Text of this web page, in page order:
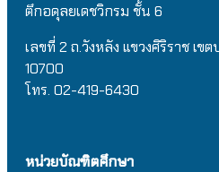
ตึกอดุลยเดชวิกรม ชั้น 6
เลขที่ 2 ถ.วังหลัง แขวงศิริราช เข
10700
โทร. 02-419-6430
หน่วยบัณฑิตศึกษา